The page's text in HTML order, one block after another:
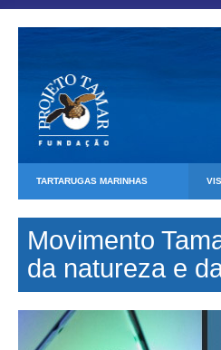
TARTARUGAS MARINHAS
Movimento
da natureza e